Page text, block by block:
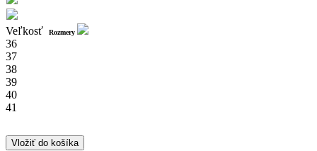
Veľkosť Rozmery
36
37
38
39
40
41
Vložiť do košíka